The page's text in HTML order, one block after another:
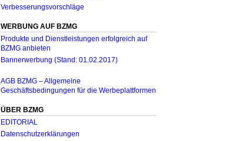
Verbesserungsvorschläge
WERBUNG AUF BZMG
Produkte und Dienstleistungen erfolgreich auf
BZMG anbieten
Bannerwerbung (Stand: 01.02.2017)
AGB BZMG – Allgemeine
Geschäftsbedingungen für die Werbeplattformen
ÜBER BZMG
EDITORIAL
Datenschutzerklärungen